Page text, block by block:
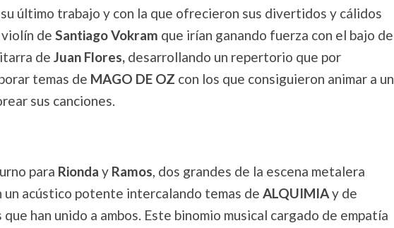
último trabajo y con la que ofrecieron sus divertidos y cálidos
de Santiago Vokram que irían ganando fuerza con el bajo de
de Juan Flores, desarrollando un repertorio que por
temas de MAGO DE OZ con los que consiguieron animar a un
sus canciones.
para Rionda y Ramos, dos grandes de la escena metalera
un acústico potente intercalando temas de ALQUIMIAy de
han unido a ambos. Este binomio musical cargado de empatía